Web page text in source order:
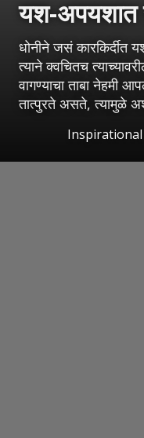
यश-अपयशात
धोनीने जसं कारकि‍र्दीत
त्याने क्वचितच
वागण्याचा ताबा नेहमी
तात्पुरते असते, त्यामुळे